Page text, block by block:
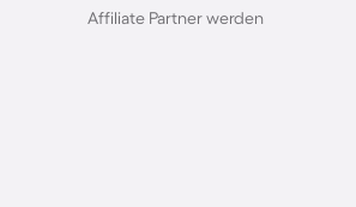
Affiliate Partner werden